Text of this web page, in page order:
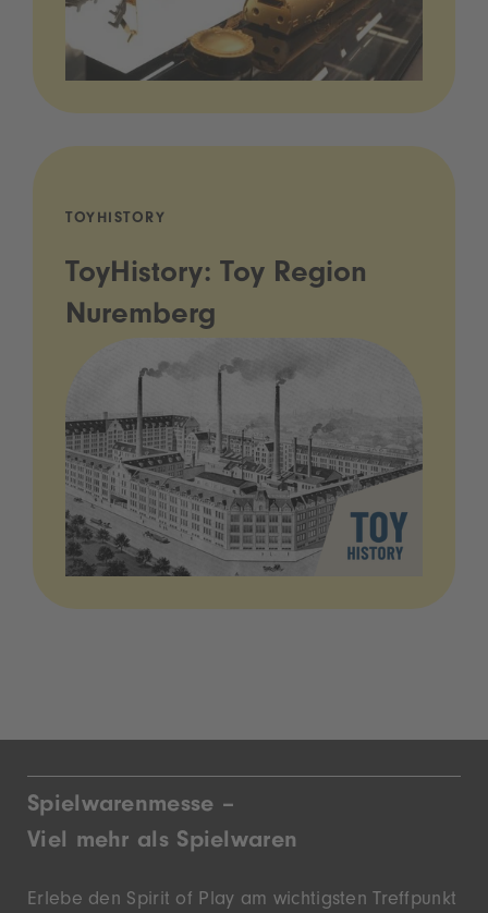
TOYHISTORY
ToyHistory: Toy Region
Nuremberg
Spielwarenmesse –
Viel mehr als Spielwaren
Erlebe den Spirit of Play am wichtigsten Treffpunkt